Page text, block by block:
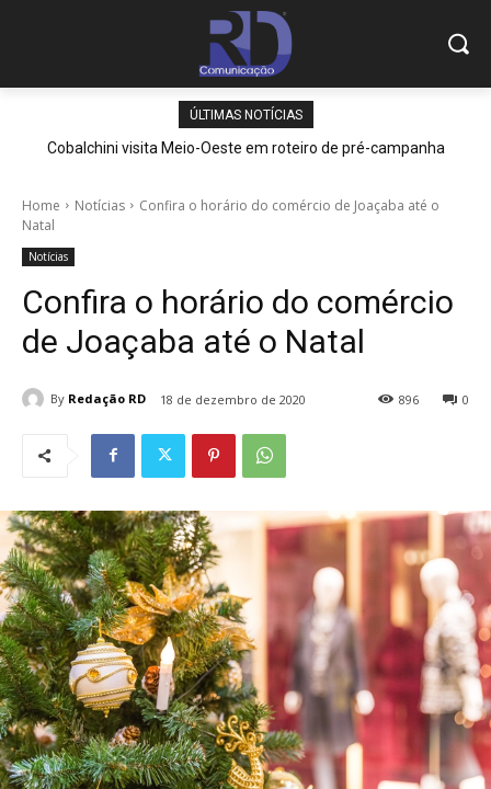
ÚLTIMAS NOTÍCIAS
Cobalchini visita Meio-Oeste em roteiro de pré-campanha
Home Notícias
Confira o horário do comércio de Joaçaba até o
Natal
Notícias
Confira o horário do comércio
de Joaçaba até o Natal
By Redação RD 18 de dezembro de 2020 0
896